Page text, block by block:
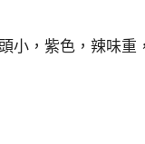
小，紫色，辣味重